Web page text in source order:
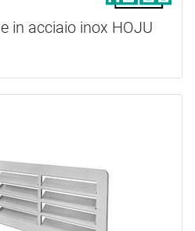
in acciaio inox HOJU